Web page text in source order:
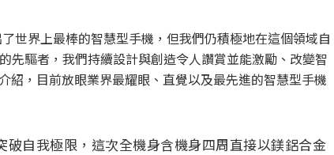
世界上最棒的智慧型手機，但我們仍積極地在這個領域自
先驅者，我們持續設計與創造令人讚賞並能激勵、改變智
紹，目前放眼業界最耀眼、直覺以及最先進的智慧型手機
自我極限，這次全機身含機身四周直接以鎂鋁合金